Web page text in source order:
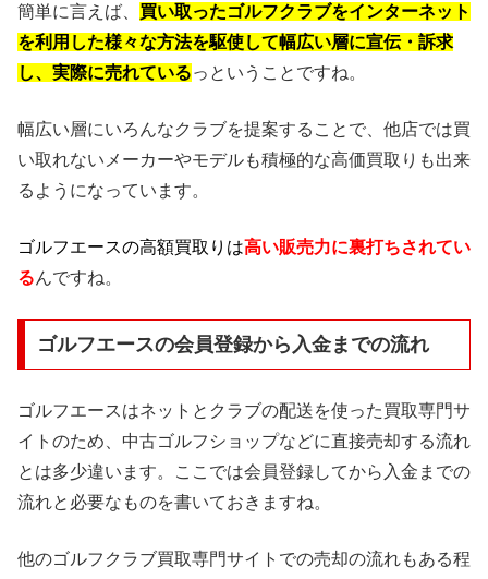
簡単に言えば、 買い取ったゴルフクラブをインターネット
を利用した様々な方法を駆使して幅広い層に宣伝・訴求
し、実際に売れているっということですね。
幅広い層にいろんなクラブを提案することで、他店では買
い取れないメーカーやモデルも積極的な高価買取りも出来
るようになっています。
ゴルフエースの高額買取りは高い販売力に裏打ちされてい
るんですね。
ゴルフエースの会員登録から入金までの流れ
ゴルフエースはネットとクラブの配送を使った買取専門サ
イトのため、中古ゴルフショップなどに直接売却する流れ
とは多少違います。ここでは会員登録してから入金までの
流れと必要なものを書いておきますね。
他のゴルフクラブ買取専門サイトでの売却の流れもある程